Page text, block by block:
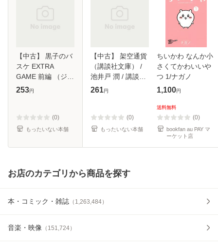
【中古】 黒子のバ
スケ EXTRA
GAME 前編 （ジャ
ンプコミックス） /
便送料無料】
253円
(0)
もったいない本舗
【中古】 架空通貨
（講談社文庫） /
池井戸 潤 / 講談社
[文庫]【メール便送
261円
(0)
もったいない本舗
ちいかわ なんか小
さくてかわいいや
つ 1/ナガノ
1,100円
送料無料
(0)
bookfan au PAY マ
ーケット店
お店のカテゴリから商品を探す
本・コミック・雑誌 （ 1,263,484）
音楽・映像 （ 151,724）